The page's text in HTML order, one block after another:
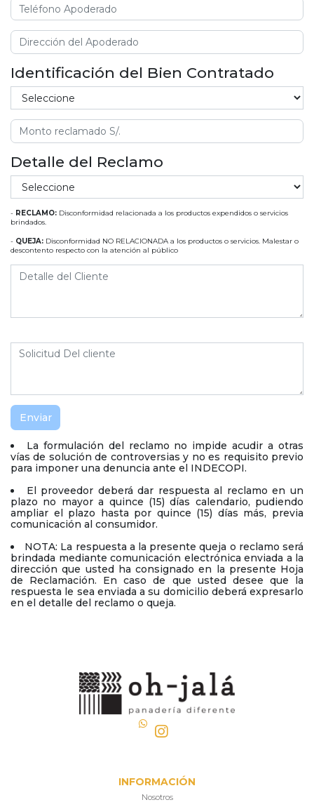
Identificación del Bien Contratado
Detalle del Reclamo
- RECLAMO: Disconformidad relacionada a los productos expendidos o servicios
brindados.
- QUEJA: Disconformidad NO RELACIONADA a los productos o servicios. Malestar o
descontento respecto con la atención al público
Enviar
La formulación del reclamo no impide acudir a otras
vías de solución de controversias y no es requisito previo
para imponer una denuncia ante el INDECOPI.
El proveedor deberá dar respuesta al reclamo en un
plazo no mayor a quince (15) días calendario, pudiendo
ampliar el plazo hasta por quince (15) días más, previa
comunicación al consumidor.
NOTA: La respuesta a la presente queja o reclamo será
brindada mediante comunicación electrónica enviada a la
dirección que usted ha consignado en la presente Hoja
de Reclamación. En caso de que usted desee que la
respuesta le sea enviada a su domicilio deberá expresarlo
en el detalle del reclamo o queja.
INFORMACIÓN
Nosotros